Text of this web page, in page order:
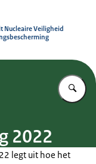
Nucleaire Veiligheid
2022
legt uit hoe het